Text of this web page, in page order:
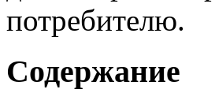
потребителю.
Содержание